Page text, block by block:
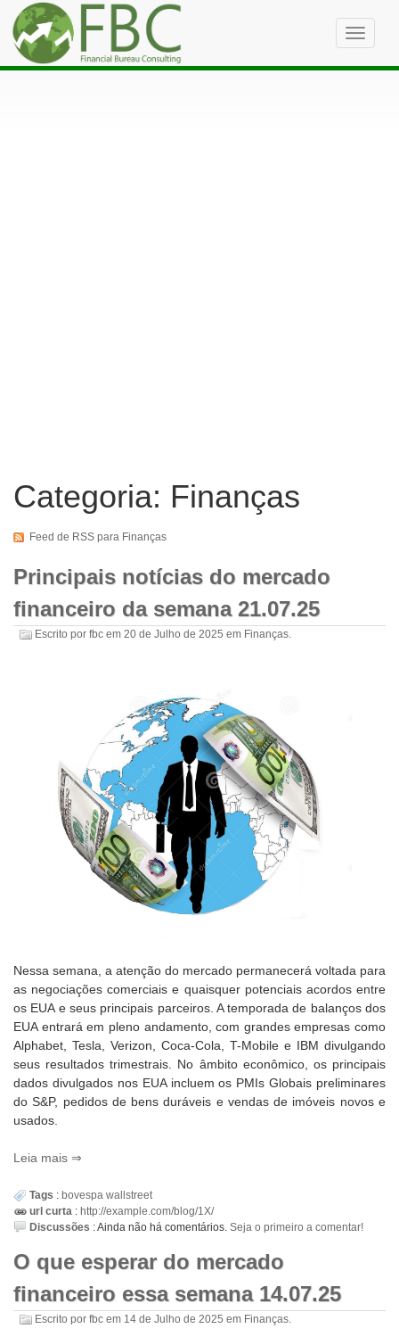
Categoria: Finanças
Feed de RSS para Finanças
Principais notícias do mercado
financeiro da semana 21.07.25
Escrito por fbc em 20 de Julho de 2025 em Finanças.
Nessa semana, a atenção do mercado permanecerá voltada para
as negociações comerciais e quaisquer potenciais acordos entre
os EUA e seus principais parceiros. A temporada de balanços dos
EUA entrará em pleno andamento, com grandes empresas como
Alphabet, Tesla, Verizon, Coca-Cola, T-Mobile e IBM divulgando
seus resultados trimestrais. No âmbito econômico, os principais
dados divulgados nos EUA incluem os PMIs Globais preliminares
do S&P, pedidos de bens duráveis e vendas de imóveis novos e
usados.
Leia mais
Tags : bovespa wallstreet
url curta : http://example.com/blog/1X/
Discussões :Ainda não há comentários. Seja o primeiro a comentar!
O que esperar do mercado
financeiro essa semana 14.07.25
Escrito por fbc em 14 de Julho de 2025 em Finanças.